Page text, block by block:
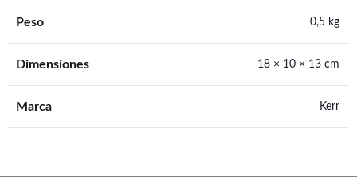
Peso 0,5 kg
Dimensiones 18 × 10 × 13 cm
Marca Kerr